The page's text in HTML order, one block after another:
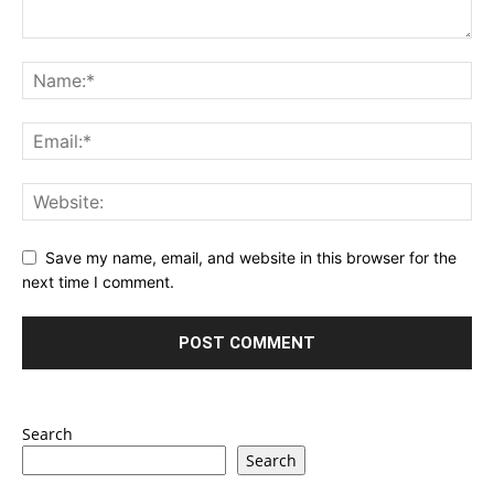
Save my name, email, and website in this browser for the
next time I comment.
Search
Search